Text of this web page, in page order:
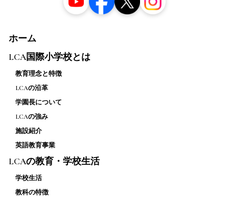
ホーム
LCA国際小学校とは
教育理念と特徴
LCAの沿革
学園長について
LCAの強み
施設紹介
英語教育事業
LCAの教育・学校生活
学校生活
教科の特徴